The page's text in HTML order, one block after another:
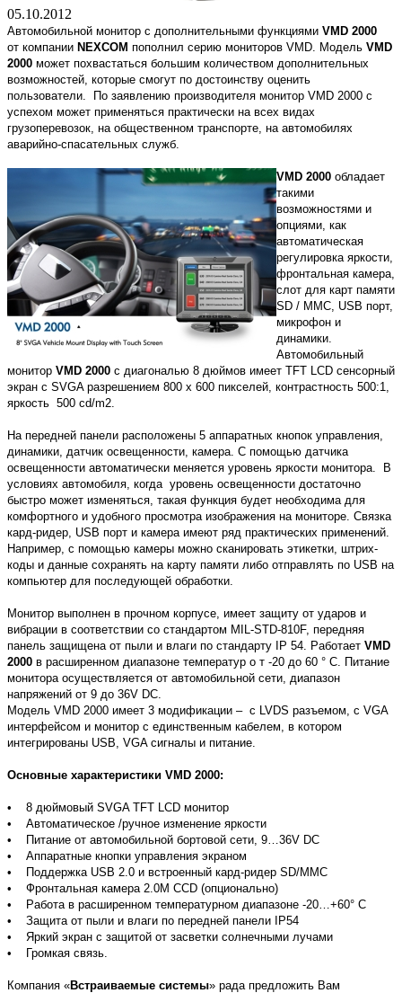
05.10.2012
Автомобильной монитор с дополнительными функциями VMD 2000
от компании NEXCOM пополнил серию мониторов VMD. Модель VMD
2000 может похвастаться большим количеством дополнительных
возможностей, которые смогут по достоинству оценить
пользователи. По заявлению производителя монитор VMD 2000 с
успехом может применяться практически на всех видах
грузоперевозок, на общественном транспорте, на автомобилях
аварийно-спасательных служб.
VMD 2000 обладает
такими
возможностями и
опциями, как
автоматическая
регулировка яркости,
фронтальная камера,
слот для карт памяти
SD / MMC, USB порт,
микрофон и
динамики.
Автомобильный
монитор VMD 2000 с диагональю 8 дюймов имеет TFT LCD сенсорный
экран с SVGA разрешением 800 x 600 пикселей, контрастность 500:1,
яркость 500 cd/m2.
На передней панели расположены 5 аппаратных кнопок управления,
динамики, датчик освещенности, камера. С помощью датчика
освещенности автоматически меняется уровень яркости монитора. В
условиях автомобиля, когда уровень освещенности достаточно
быстро может изменяться, такая функция будет необходима для
комфортного и удобного просмотра изображения на мониторе. Связка
кард-ридер, USB порт и камера имеют ряд практических применений.
Например, с помощью камеры можно сканировать этикетки, штрих-
коды и данные сохранять на карту памяти либо отправлять по USB на
компьютер для последующей обработки.
Монитор выполнен в прочном корпусе, имеет защиту от ударов и
вибрации в соответствии со стандартом MIL-STD-810F, передняя
панель защищена от пыли и влаги по стандарту IP 54. Работает VMD
2000 в расширенном диапазоне температур о т -20 до 60 ° C. Питание
монитора осуществляется от автомобильной сети, диапазон
напряжений от 9 до 36V DC.
Модель VMD 2000 имеет 3 модификации – с LVDS разъемом, с VGA
интерфейсом и монитор с единственным кабелем, в котором
интегрированы USB, VGA сигналы и питание.
Основные характеристики VMD 2000:
• 8 дюймовый SVGA TFT LCD монитор
• Автоматическое /ручное изменение яркости
• Питание от автомобильной бортовой сети, 9…36V DC
• Аппаратные кнопки управления экраном
• Поддержка USB 2.0 и встроенный кард-ридер SD/MMC
• Фронтальная камера 2.0M CCD (опционально)
• Работа в расширенном температурном диапазоне -20…+60° C
• Защита от пыли и влаги по передней панели IP54
• Яркий экран с защитой от засветки солнечными лучами
• Громкая связь.
Компания «Встраиваемые системы» рада предложить Вам